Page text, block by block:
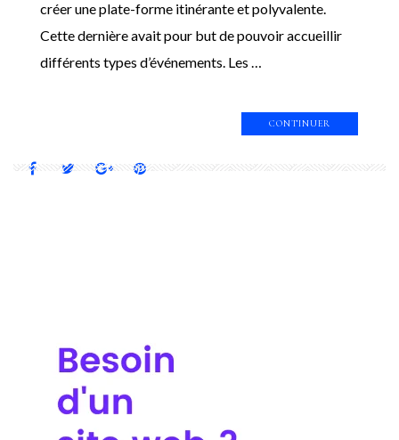
créer une plate-forme itinérante et polyvalente.
Cette dernière avait pour but de pouvoir accueillir
différents types d’événements. Les …
CONTINUER